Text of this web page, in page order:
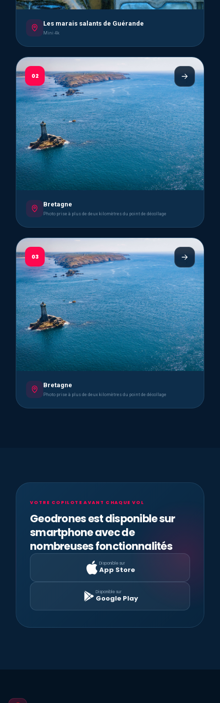
Les marais salants de Guérande
Mini 4k
02
Bretagne
Photo prise à plus de deux kilomètres du point de décollage
03
Bretagne
Photo prise à plus de deux kilomètres du point de décollage
VOTRE COPILOTE AVANT CHAQUE VOL
Geodrones est disponible sur
smartphone avec de
nombreuses fonctionnalités
Disponible sur
App Store
Disponible sur
Google Play